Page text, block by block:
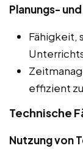
Planungs-
Fähigkeit,
effizient
Technische
Nutzung von